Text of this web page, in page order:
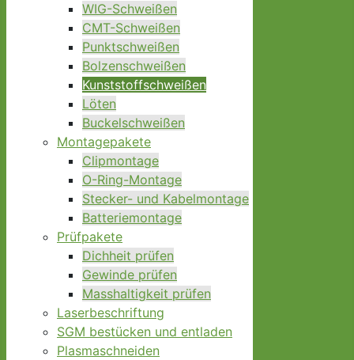
WIG-Schweißen
CMT-Schweißen
Punktschweißen
Bolzenschweißen
Kunststoffschweißen
Löten
Buckelschweißen
Montagepakete
Clipmontage
O-Ring-Montage
Stecker- und Kabelmontage
Batteriemontage
Prüfpakete
Dichheit prüfen
Gewinde prüfen
Masshaltigkeit prüfen
Laserbeschriftung
SGM bestücken und entladen
Plasmaschneiden